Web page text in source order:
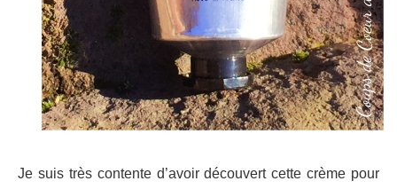
Je suis très contente d’avoir découvert cette crème pour